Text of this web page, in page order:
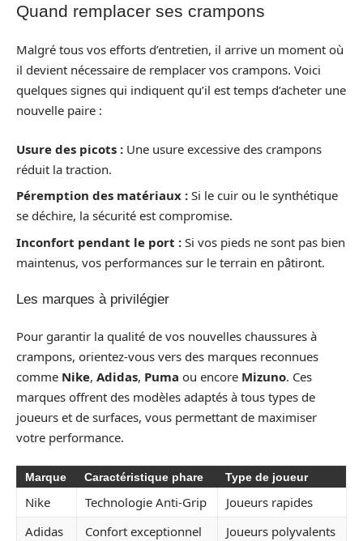
Quand remplacer ses crampons
Malgré tous vos efforts d’entretien, il arrive un moment où
il devient nécessaire de remplacer vos crampons. Voici
quelques signes qui indiquent qu’il est temps d’acheter une
nouvelle paire :
Usure des picots : Une usure excessive des crampons
réduit la traction.
Péremption des matériaux : Si le cuir ou le synthétique
se déchire, la sécurité est compromise.
Inconfort pendant le port : Si vos pieds ne sont pas bien
maintenus, vos performances sur le terrain en pâtiront.
Les marques à privilégier
Pour garantir la qualité de vos nouvelles chaussures à
crampons, orientez-vous vers des marques reconnues
comme Nike, Adidas, Puma ou encore Mizuno. Ces
marques offrent des modèles adaptés à tous types de
joueurs et de surfaces, vous permettant de maximiser
votre performance.
Marque Caractéristique phare Type de joueur
Nike Technologie Anti-Grip
Joueurs rapides
Adidas
Confort exceptionnel
Joueurs polyvalents